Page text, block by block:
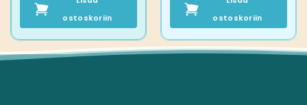
ostoskoriin
ostoskoriin